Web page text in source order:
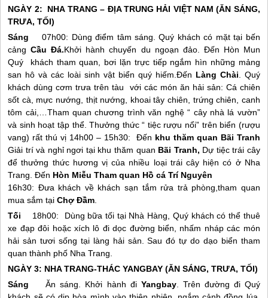
NGÀY 2: NHA TRANG – ĐỊA TRUNG HẢI VIỆT NAM (ĂN SÁNG,
TRƯA, TỐI)
Sáng
07h00: Dùng điểm tâm sáng. Quý khách có mặt tại bến
cảng Cầu Đá.Khởi hành chuyến du ngoạn đảo. Đến Hòn Mun
Quý khách tham quan, bơi lặn trực tiếp ngắm hìn những mảng
san hô và các loài sinh vật biển quý hiếm.Đến Làng Chài . Quý
khách dùng cơm trưa trên tàu với các món ăn hải sản: Cá chiên
sốt cà, mực nướng, thịt nướng, khoai tây chiên, trứng chiên, canh
tôm cải,…Tham quan chương trình văn nghệ “ cây nhà lá vườn”
và sinh hoạt tập thể. Thưởng thức “ tiệc rượu nổi” trên biển (rượu
vang) rất thú vị 14h00 – 15h30: Đến khu thăm quan Bãi Tranh
Giải trí và nghỉ ngơi tại khu thăm quan Bãi Tranh, Dự tiệc trái cây
để thưởng thức hương vị của nhiều loại trái cây hiện có ở Nha
Trang . Đến Hòn Miễu Tham quan Hồ cá Trí Nguyên
16h30: Đưa khách về khách sạn tắm rửa trả phòng,tham quan
mua sắm tạiChợ Đầm
Tối
18h00: Dùng bữa tối tại Nhà Hàng, Quý khách có thể thuê
xe đạp đôi hoặc xích lô đi dọc đường biển, nhấm nháp các món
hải sản tươi sống tại làng hải sản. Sau đó tự do dạo biển tham
quan thành phố Nha Trang
NGÀY 3: NHA TRANG-THÁC YANGBAY (ĂN SÁNG, TRƯA, TỐI)
Sáng
Ăn sáng. Khởi hành đi Yangbay. Trên đường đi Quý